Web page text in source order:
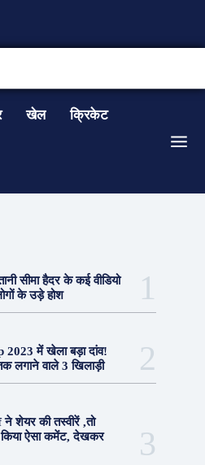
खेल क्रिकेट
सीमा हैदर के कई वीडियो
के उड़े होश
में खेला बड़ा दांव!
लगाने वाले 3 खिलाड़ी
शेयर की तस्वीरें ,तो
ऐसा कमेंट, देखकर